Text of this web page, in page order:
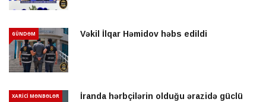
GÜNDƏM Vəkil İlqar Həmidov həbs edildi
XARİCİ MƏNBƏLƏR
İranda hərbçilərin olduğu ərazidə güclü